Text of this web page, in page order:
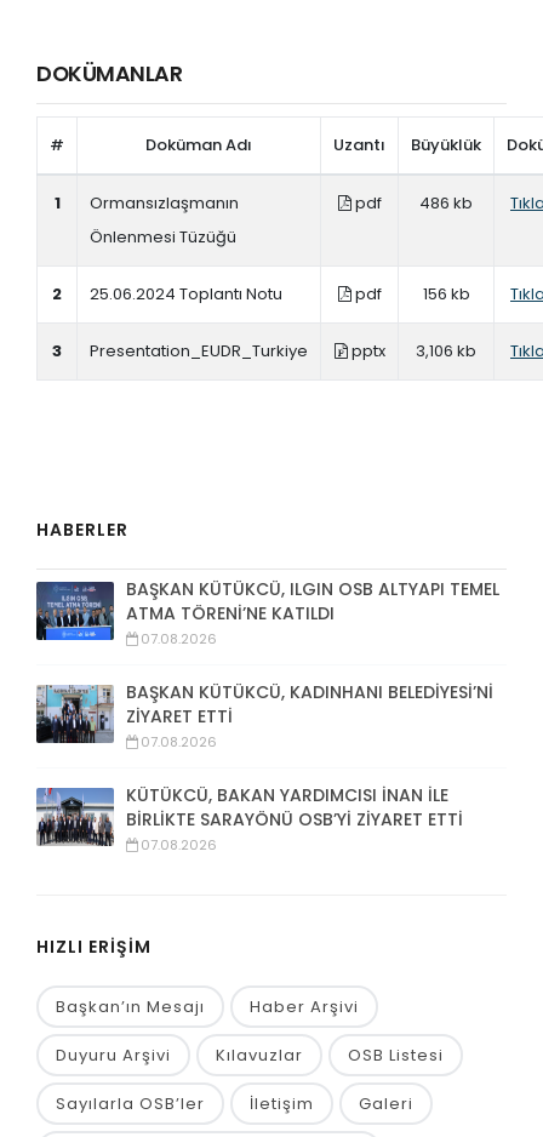
DOKÜMANLAR
# Doküman Adı Uzantı Büyüklük
1
Ormansızlaşmanın
Önlenmesi Tüzüğü
pdf 486 kb
2 25.06.2024 Toplantı Notu pdf 156 kb
3 Presentation_EUDR_Turkiye pptx 3,106 kb
HABERLER
BAŞKAN KÜTÜKCÜ, ILGIN OSB ALTYAPI TEMEL
ATMA TÖRENİ’NE KATILDI
07.08.2026
BAŞKAN KÜTÜKCÜ, KADINHANI BELEDİYESİ’Nİ
ZİYARET ETTİ
07.08.2026
KÜTÜKCÜ, BAKAN YARDIMCISI İNAN İLE
BİRLİKTE SARAYÖNÜ OSB’Yİ ZİYARET ETTİ
07.08.2026
HIZLI ERİŞİM
Başkan’ın Mesajı Haber Arşivi
Duyuru Arşivi Kılavuzlar OSB Listesi
Sayılarla OSB’ler İletişim Galeri